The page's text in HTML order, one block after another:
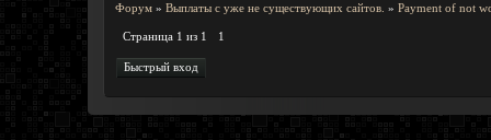
Форум » Выплаты с уже не существующих сайтов. » Payment of not
Страница 1 из 1 1